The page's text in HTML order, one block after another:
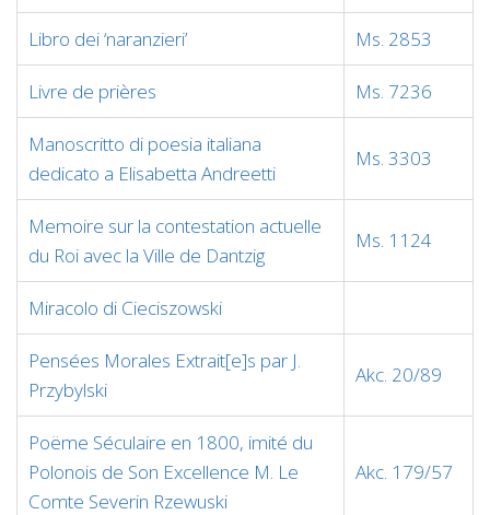
Libro dei ‘naranzieri’ Ms. 2853
Livre de prières Ms. 7236
Manoscritto di poesia italiana
dedicato a Elisabetta Andreetti
Ms. 3303
Memoire sur la contestation actuelle
du Roi avec la Ville de Dantzig
Ms. 1124
Miracolo di Cieciszowski
Pensées Morales Extrait[e]s par J.
Przybylski
Akc. 20/89
Poëme Séculaire en 1800, imité du
Polonois de Son Excellence M. Le
Comte Severin Rzewuski
Akc. 179/57